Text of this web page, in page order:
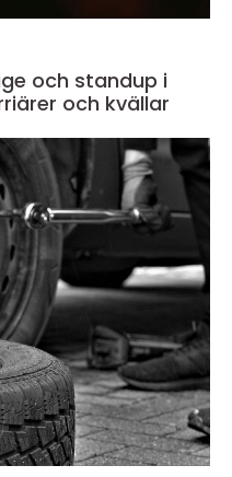
och standup i
och kvällar